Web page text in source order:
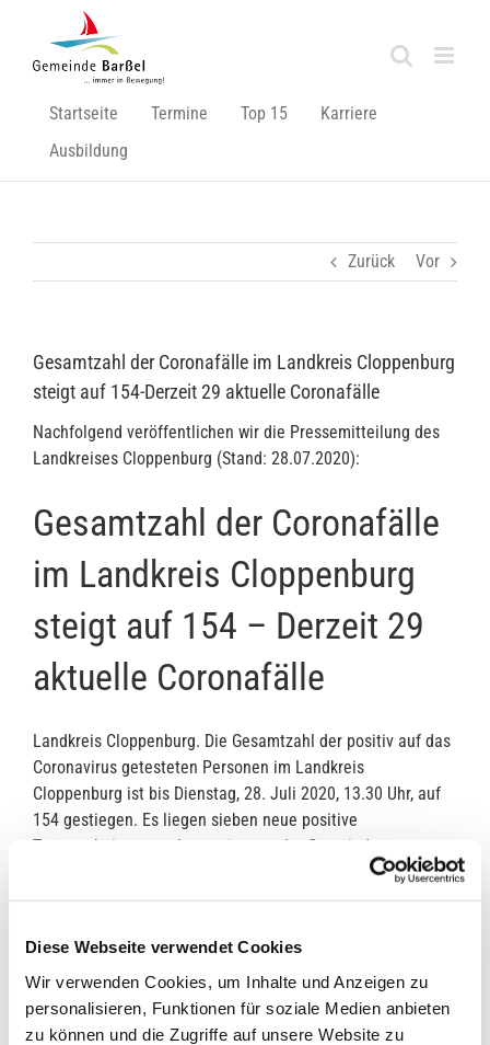
Diese Webseite verwendet Cookies
Wir verwenden Cookies, um Inhalte und Anzeigen zu
personalisieren, Funktionen für soziale Medien anbieten
zu können und die Zugriffe auf unsere Website zu
springen
Startseite Termine Top 15
Karriere
Ausbildung
Zurück Vor
Gesamtzahl der Coronafälle im Landkreis Cloppenburg
steigt auf 154-Derzeit 29 aktuelle Coronafälle
Nachfolgend veröffentlichen wir die Pressemitteilung des
Landkreises Cloppenburg (Stand: 28.07.2020):
Gesamtzahl der Coronafälle
im Landkreis Cloppenburg
steigt auf 154 – Derzeit 29
aktuelle Coronafälle
Landkreis Cloppenburg. Die Gesamtzahl der positiv auf das
Coronavirus getesteten Personen im Landkreis
Cloppenburg ist bis Dienstag, 28. Juli 2020, 13.30 Uhr, auf
154 gestiegen. Es liegen sieben neue positive
Testergebnisse vor, davon vier aus der Gemeinde
Molbergen und jeweils eine aus den Gemeinden Essen,
Garrel und Lastrup. Dadurch steigt die Zahl der aktuellen
Anzahl aller positiv getesteten Corona-Fälle: 154